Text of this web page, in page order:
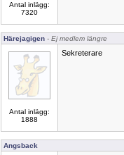
Antal inlägg:
7320
Härejagigen - Ej medlem längre
Antal inlägg:
1888
Sekreterare
Angsback